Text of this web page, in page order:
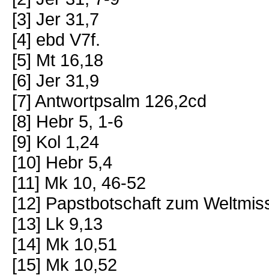
[3] Jer 31,7
[4] ebd V7f.
[5] Mt 16,18
[6] Jer 31,9
[7] Antwortpsalm 126,2cd
[8] Hebr 5, 1-6
[9] Kol 1,24
[10] Hebr 5,4
[11] Mk 10, 46-52
[12] Papstbotschaft zum
[13] Lk 9,13
[14] Mk 10,51
[15] Mk 10,52